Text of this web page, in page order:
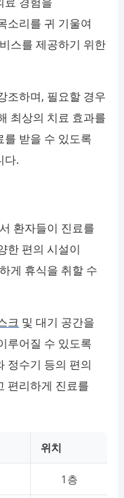
소리를 귀 기울여
스를 제공하기 위한
조하며, 필요할 경우
최상의 치료 효과를
받을 수 있도록
다.
환자들이 진료를
한 편의 시설이
게 휴식을 취할 수
크 및 대기 공간을
루어질 수 있도록
정수기 등의 편의
편리하게 진료를
위치
1층